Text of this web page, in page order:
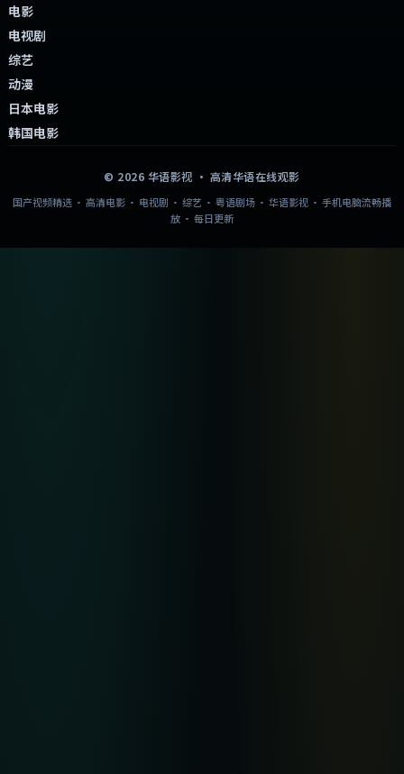
电影
电视剧
综艺
动漫
日本电影
韩国电影
© 2026 华语影视 · 高清华语在线观影
国产视频精选 · 高清电影 · 电视剧 · 综艺 · 粤语剧场 · 华语影视 · 手机电脑流畅播
放 · 每日更新